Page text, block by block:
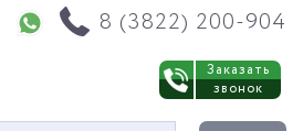
8 (3822) 200-904
Заказать
звонок